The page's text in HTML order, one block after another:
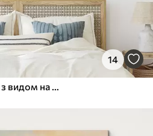
14
Білі лілії у вазі на балконі з видом на море і гори акварель